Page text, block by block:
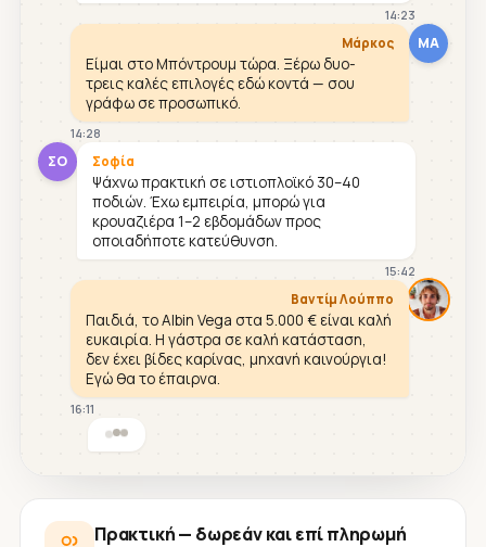
14:23
ΜΑ
Μάρκος
Είμαι στο Μπόντρουμ τώρα. Ξέρω δυο-
τρεις καλές επιλογές εδώ κοντά — σου
γράφω σε προσωπικό.
14:28
ΣΟ Σοφία
Ψάχνω πρακτική σε ιστιοπλοϊκό 30–40
ποδιών. Έχω εμπειρία, μπορώ για
κρουαζιέρα 1–2 εβδομάδων προς
οποιαδήποτε κατεύθυνση.
15:42
Βαντίμ Λούππο
Παιδιά, το Albin Vega στα 5.000 € είναι καλή
ευκαιρία. Η γάστρα σε καλή κατάσταση,
δεν έχει βίδες καρίνας, μηχανή καινούργια!
Εγώ θα το έπαιρνα.
16:11
Πρακτική — δωρεάν και επί πληρωμή